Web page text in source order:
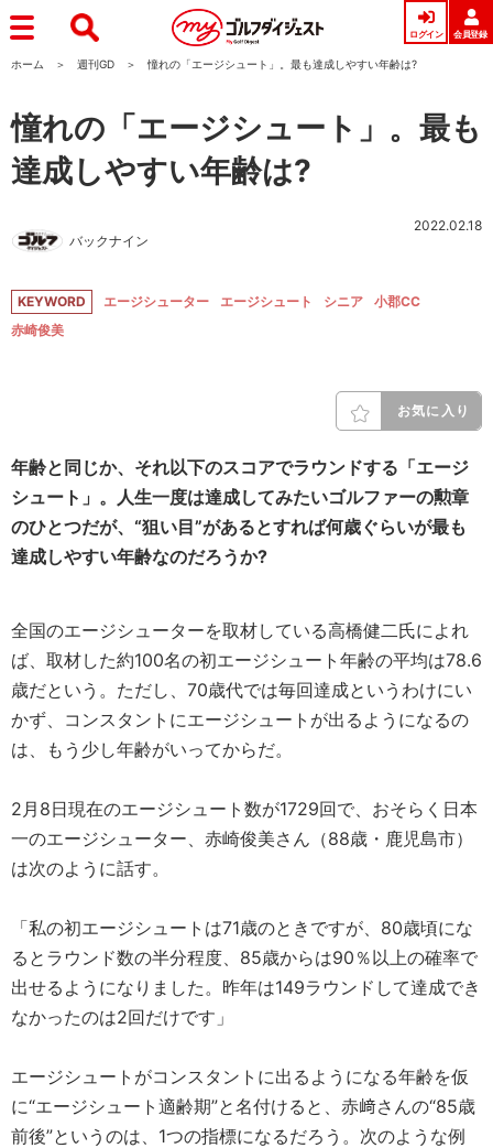
ログイン 会員登録
ホーム 週刊GD 憧れの「エージシュート」。最も達成しやすい年齢は?
憧れの「エージシュート」。最も
達成しやすい年齢は?
バックナイン
2022.02.18
KEYWORD エージシューター エージシュート シニア
小郡CC
赤崎俊美
お気に入り
年齢と同じか、それ以下のスコアでラウンドする「エージ
シュート」。人生一度は達成してみたいゴルファーの勲章
のひとつだが、“狙い目”があるとすれば何歳ぐらいが最も
達成しやすい年齢なのだろうか?
全国のエージシューターを取材している高橋健二氏によれ
ば、取材した約100名の初エージシュート年齢の平均は78.6
歳だという。ただし、70歳代では毎回達成というわけにい
かず、コンスタントにエージシュートが出るようになるの
は、もう少し年齢がいってからだ。
2月8日現在のエージシュート数が1729回で、おそらく日本
一のエージシューター、赤崎俊美さん（88歳・鹿児島市）
は次のように話す。
「私の初エージシュートは71歳のときですが、80歳頃にな
るとラウンド数の半分程度、85歳からは90％以上の確率で
出せるようになりました。昨年は149ラウンドして達成でき
なかったのは2回だけです」
エージシュートがコンスタントに出るようになる年齢を仮
に“エージシュート適齢期”と名付けると、赤﨑さんの“85歳
前後”というのは、1つの指標になるだろう。次のような例